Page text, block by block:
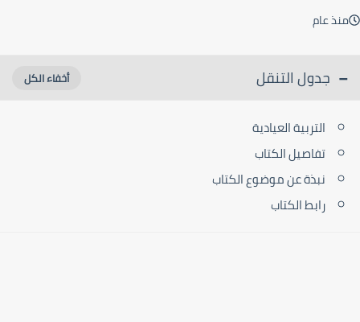
منذ عام
جدول التنقل
التربية العيادية
تفاصيل الكتاب
نبذة عن موضوع الكتاب
رابط الكتاب